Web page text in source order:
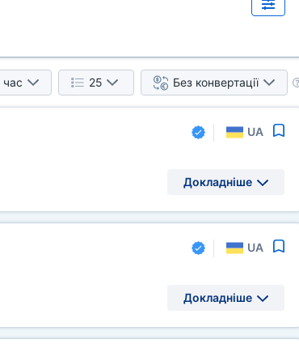
час 25 Без конвертації
UA
Докладніше
UA
Докладніше